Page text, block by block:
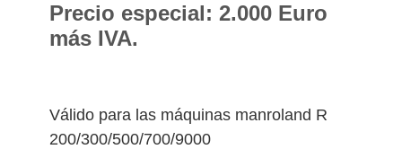
Precio especial: 2.000 Euro
más IVA.
Válido para las máquinas manroland R
200/300/500/700/9000